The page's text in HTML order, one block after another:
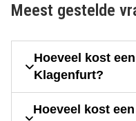
Meest gestelde
Hoeveel kost
Klagenfurt?
Hoeveel kost